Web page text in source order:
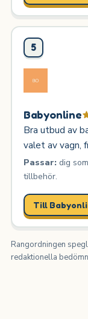
5
Babyonline
Bra utbud av
valet av vagn,
Passar:dig
tillbehör.
Till
Rangordningen
redaktionella